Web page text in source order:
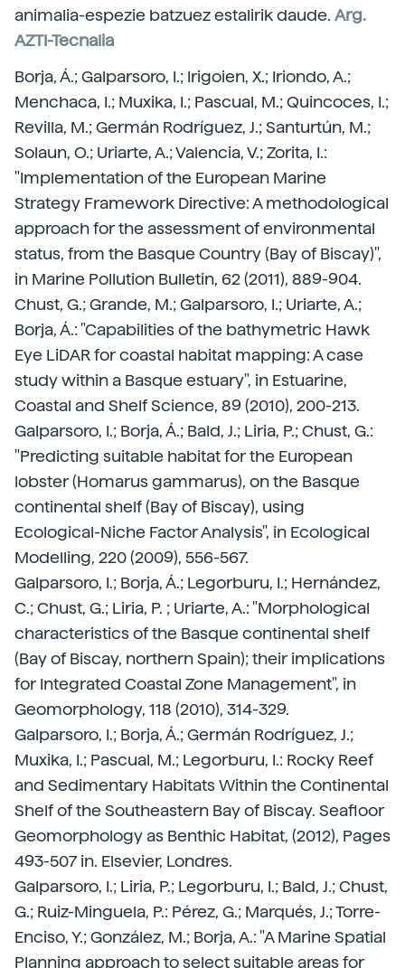
animalia-espezie batzuez estalirik daude. Arg.
AZTI-Tecnalia
Borja, Á.; Galparsoro, I.; Irigoien, X.; Iriondo, A.;
Menchaca, I.; Muxika, I.; Pascual, M.; Quincoces, I.;
Revilla, M.; Germán Rodríguez, J.; Santurtún, M.;
Solaun, O.; Uriarte, A.; Valencia, V.; Zorita, I.:
"Implementation of the European Marine
Strategy Framework Directive: A methodological
approach for the assessment of environmental
status, from the Basque Country (Bay of Biscay)",
in Marine Pollution Bulletin, 62 (2011), 889-904.
Chust, G.; Grande, M.; Galparsoro, I.; Uriarte, A.;
Borja, Á.: "Capabilities of the bathymetric Hawk
Eye LiDAR for coastal habitat mapping: A case
study within a Basque estuary", in Estuarine,
Coastal and Shelf Science, 89 (2010), 200-213.
Galparsoro, I.; Borja, Á.; Bald, J.; Liria, P.; Chust, G.:
"Predicting suitable habitat for the European
lobster (Homarus gammarus), on the Basque
continental shelf (Bay of Biscay), using
Ecological-Niche Factor Analysis", in Ecological
Modelling, 220 (2009), 556-567.
Galparsoro, I.; Borja, Á.; Legorburu, I.; Hernández,
C.; Chust, G.; Liria, P. ; Uriarte, A.: "Morphological
characteristics of the Basque continental shelf
(Bay of Biscay, northern Spain); their implications
for Integrated Coastal Zone Management", in
Geomorphology, 118 (2010), 314-329.
Galparsoro, I.; Borja, Á.; Germán Rodríguez, J.;
Muxika, I.; Pascual, M.; Legorburu, I.: Rocky Reef
and Sedimentary Habitats Within the Continental
Shelf of the Southeastern Bay of Biscay. Seafloor
Geomorphology as Benthic Habitat, (2012), Pages
493-507 in. Elsevier, Londres.
Galparsoro, I.; Liria, P.; Legorburu, I.; Bald, J.; Chust,
G.; Ruiz-Minguela, P.: Pérez, G.; Marqués, J.; Torre-
Enciso, Y.; González, M.; Borja, A.: "A Marine Spatial
Planning approach to select suitable areas for